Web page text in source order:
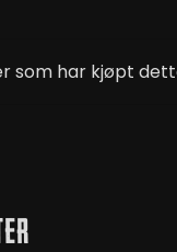
som har kjøpt